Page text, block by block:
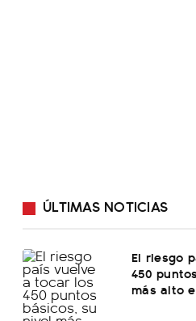
ÚLTIMAS NOTICIAS
El riesgo
450
más alto